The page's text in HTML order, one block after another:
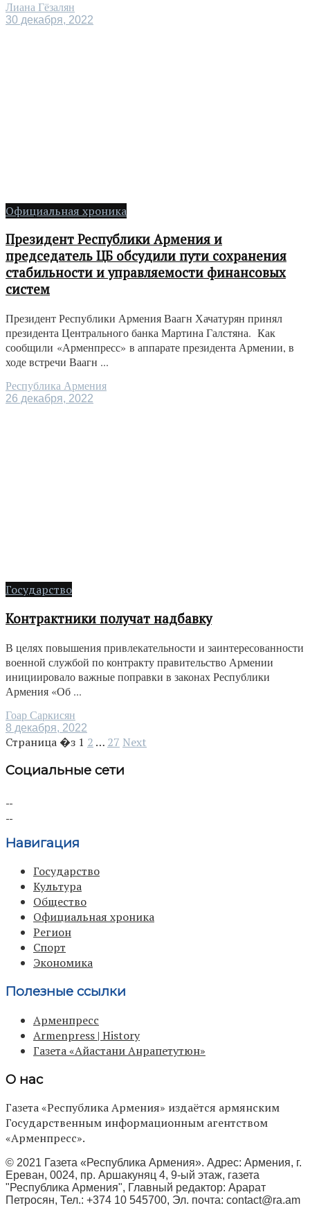
Лиана Гёзалян
30 декабря, 2022
Официальная хроника
Президент Республики Армения и
председатель ЦБ обсудили пути сохранения
стабильности и управляемости финансовых
систем
Президент Республики Армения Ваагн Хачатурян принял
президента Центрального банка Мартина Галстяна. Как
сообщили «Арменпресс» в аппарате президента Армении, в
ходе встречи Ваагн ...
Республика Армения
26 декабря, 2022
Государство
Контрактники получат надбавку
В целях повышения привлекательности и заинтересованности
военной службой по контракту правительство Армении
инициировало важные поправки в законах Республики
Армения «Об ...
Гоар Саркисян
8 декабря, 2022
Страница �з 1 2 … 27 Next
Социальные сети
Навигация
Государство
Культура
Общество
Официальная хроника
Регион
Спорт
Экономика
Полезные ссылки
Арменпресс
Armenpress | History
Газета «Айастани Анрапетутюн»
О нас
Газета «Республика Армения» издаётся армянским
Государственным информационным агентством
«Арменпресс».
© 2021 Газета «Республика Армения». Адрес: Армения, г.
Ереван, 0024, пр. Аршакуняц 4, 9-ый этаж, газета
"Республика Армения", Главный редактор: Арарат
Петросян, Тел.: +374 10 545700, Эл. почта: contact@ra.am